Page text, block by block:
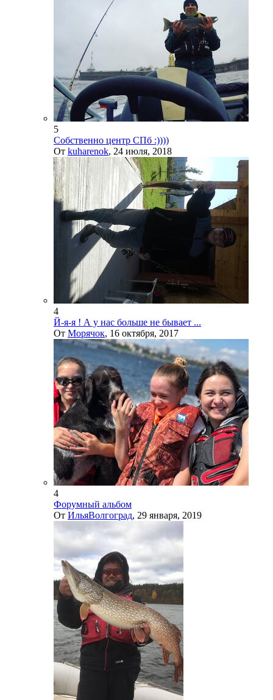
5
Собственно центр СПб :))))
От kuharenok, 24 июля, 2018
4
Й-я-я ! А у нас больше не бывает ...
От Морячок, 16 октября, 2017
4
Форумный альбом
От ИльяВолгоград, 29 января, 2019